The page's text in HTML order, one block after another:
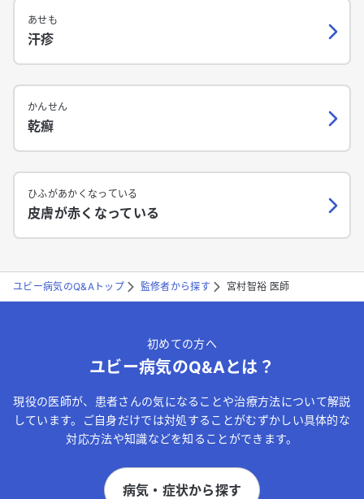
あせも
汗疹
かんせん
乾癬
ひふがあかくなっている
皮膚が赤くなっている
ユビー病気のQ&Aトップ 監修者から探す 宮村智裕 医師
初めての方へ
ユビー病気のQ&Aとは？
現役の医師が、患者さんの気になることや治療方法について解説
しています。ご自身だけでは対処することがむずかしい具体的な
対応方法や知識などを知ることができます。
病気・症状から探す